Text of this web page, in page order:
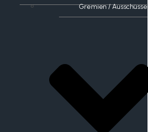
Gremien / Ausschüsse